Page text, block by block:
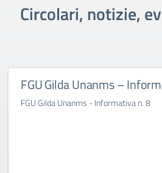
Circolari, notizie,
FGU Gilda Unanms –
FGU Gilda Unanms - Informativa n. 8